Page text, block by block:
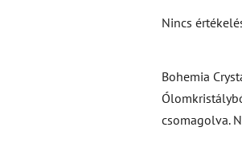
A
értékelése
5-
ből
Nincs
Bohemia
csomagolva.